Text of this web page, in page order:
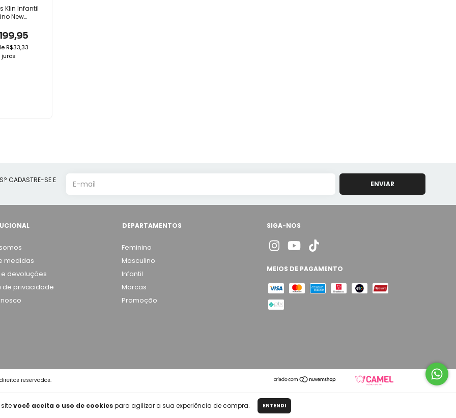
você aceita o uso de cookiespara agilizar a sua experiência de compra. ENTENDI
Klin Infantil
New
R$33,33
juros
CADASTRE-SE E
medidas
devoluções
de privacidade
DEPARTAMENTOS
Feminino
Masculino
Infantil
Marcas
Promoção
SIGA-NOS
MEIOS DE PAGAMENTO
reservados.